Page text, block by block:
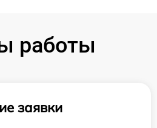
работы
заявки